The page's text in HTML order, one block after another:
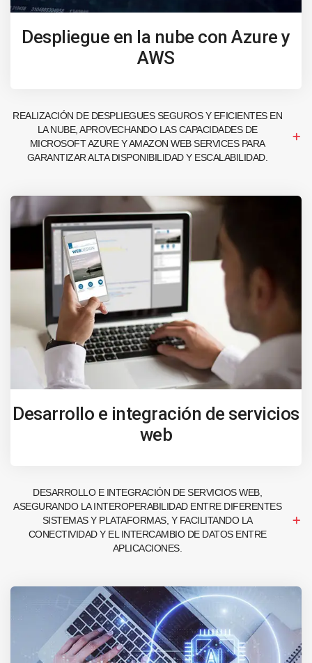
Despliegue en la nube con Azure y
AWS
REALIZACIÓN DE DESPLIEGUES SEGUROS Y EFICIENTES EN
LA NUBE, APROVECHANDO LAS CAPACIDADES DE
MICROSOFT AZURE Y AMAZON WEB SERVICES PARA
GARANTIZAR ALTA DISPONIBILIDAD Y ESCALABILIDAD.
Desarrollo e integración de servicios
web
DESARROLLO E INTEGRACIÓN DE SERVICIOS WEB,
ASEGURANDO LA INTEROPERABILIDAD ENTRE DIFERENTES
SISTEMAS Y PLATAFORMAS, Y FACILITANDO LA
CONECTIVIDAD Y EL INTERCAMBIO DE DATOS ENTRE
APLICACIONES.